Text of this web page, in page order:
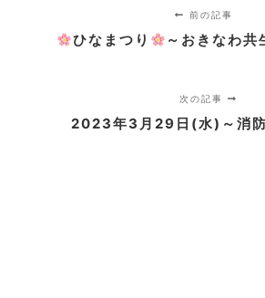
前の記事
ひなまつり ～おきなわ
次の記事
2023年3月29日(水)～消防